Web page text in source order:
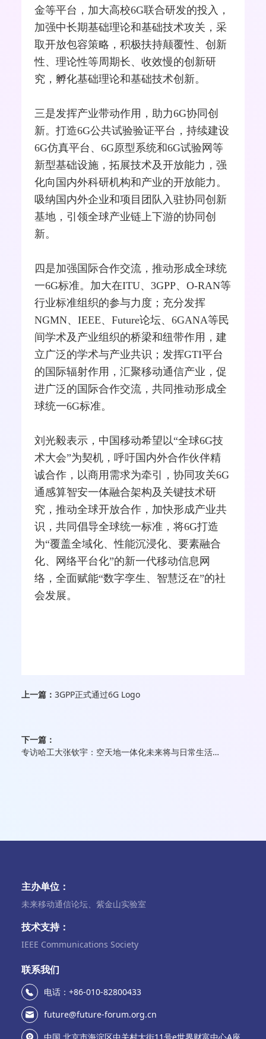
金等平台，加大高校6G联合研发的投入，
加强中长期基础理论和基础技术攻关，采
取开放包容策略，积极扶持颠覆性、创新
性、理论性等周期长、收效慢的创新研
究，孵化基础理论和基础技术创新。
三是发挥产业带动作用，助力6G协同创
新。打造6G公共试验验证平台，持续建设
6G仿真平台、6G原型系统和6G试验网等
新型基础设施，拓展技术及开放能力，强
化向国内外科研机构和产业的开放能力。
吸纳国内外企业和项目团队入驻协同创新
基地，引领全球产业链上下游的协同创
新。
四是加强国际合作交流，推动形成全球统
一6G标准。加大在ITU、3GPP、O-RAN等
行业标准组织的参与力度；充分发挥
NGMN、IEEE、Future论坛、6GANA等民
间学术及产业组织的桥梁和纽带作用，建
立广泛的学术与产业共识；发挥GTI平台
的国际辐射作用，汇聚移动通信产业，促
进广泛的国际合作交流，共同推动形成全
球统一6G标准。
刘光毅表示，中国移动希望以“全球6G技
术大会”为契机，呼吁国内外合作伙伴精
诚合作，以商用需求为牵引，协同攻关6G
通感算智安一体融合架构及关键技术研
究，推动全球开放合作，加快形成产业共
识，共同倡导全球统一标准，将6G打造
为“覆盖全域化、性能沉浸化、要素融合
化、网络平台化”的新一代移动信息网
络，全面赋能“数字孪生、智慧泛在”的社
会发展。
上一篇： 3GPP正式通过6G Logo
下一篇：
专访哈工大张钦宇：空天地一体化未来将与日常生活息息相关
主办单位：
未来移动通信论坛、紫金山实验室
技术支持：
IEEE Communications Society
联系我们
电话：+86-010-82800433
future@future-forum.org.cn